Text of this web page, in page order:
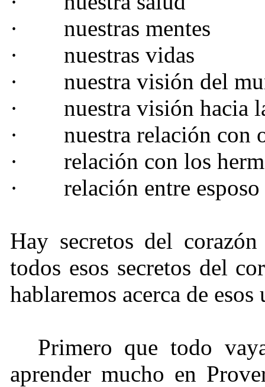
·
nuestras mentes
·
nuestras vidas
·
nuestra visión del
·
nuestra visión hacia
·
nuestra relación con
·
relación con los
·
relación entre esposo
Hay secretos del
todos esos secretos del
hablaremos acerca de
Primero que todo
aprender mucho en